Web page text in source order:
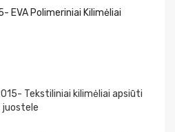
EVA Polimeriniai Kilimėliai